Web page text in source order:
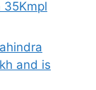
35Kmpl
and is